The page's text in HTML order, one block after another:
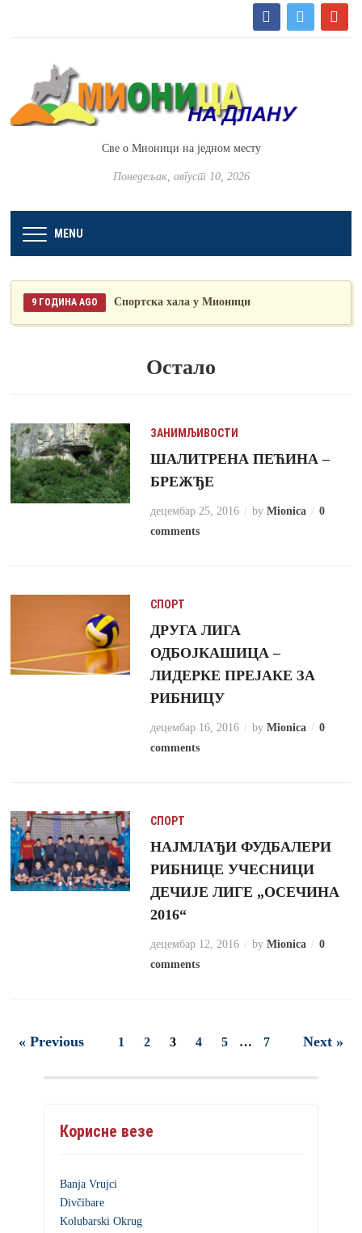
facebook twitter google
Све о Мионици на једном месту
Понедељак, август 10, 2026
MENU
9 ГОДИНА AGO Спортска хала у Мионици
10 ГОДИНА AGO
10 ГОДИНА AGO
„МЛЕКАРА КАЧАРЕВИЋ“ НА САЈМУ ЕТНО ХРАНЕ И
ПИЋА
10 ГОДИНА AGO
ДРУГА ЛИГА ОДБОЈКАШИЦА – ПОРАЗ У ШАПЦУ
ВАЉЕВУ
10 ГОДИНА AGO
ФИМА ИЗЛАГАЛА НА САЈМУ У ПУЛИ
10 ГОДИНА AGO
ПЕТЛИЋИ РИБНИЦЕ ГОСТИ ЦРВЕНЕ ЗВЕЗДЕ
Остало
ЗАНИМЉИВОСТИ
ШАЛИТРЕНА ПЕЋИНА –
БРЕЖЂЕ
децембар 25, 2016 by Mionica
0
comments
СПОРТ
ДРУГА ЛИГА
ОДБОЈКАШИЦА –
ЛИДЕРКЕ ПРЕЈАКЕ ЗА
РИБНИЦУ
децембар 16, 2016 by Mionica
0
comments
СПОРТ
НАЈМЛАЂИ ФУДБАЛЕРИ
РИБНИЦЕ УЧЕСНИЦИ
ДЕЧИЈЕ ЛИГЕ „ОСЕЧИНА
2016“
децембар 12, 2016 by Mionica
0
comments
« Previous 1 2 3 4 5 … 7 Next »
Корисне везе
Banja Vrujci
Divčibare
Kolubarski Okrug